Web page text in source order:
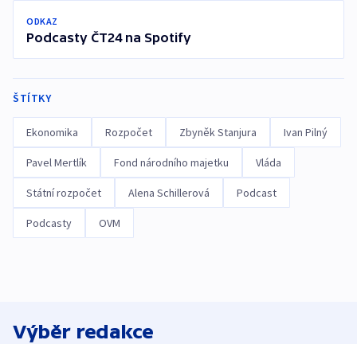
ODKAZ
Podcasty ČT24 na Spotify
ŠTÍTKY
Ekonomika Rozpočet Zbyněk Stanjura Ivan Pilný
Pavel Mertlík Fond národního majetku Vláda
Státní rozpočet Alena Schillerová Podcast
Podcasty OVM
Výběr redakce